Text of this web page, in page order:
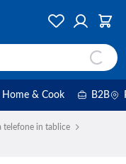
Home & Cook B2B
telefone in tablice